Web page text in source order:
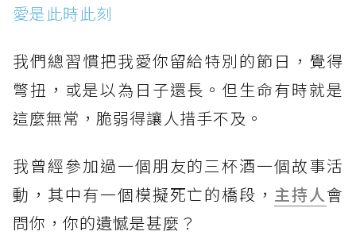
愛是此時此刻
我們總習慣把我愛你留給特別的節日，覺得
彆扭，或是以為日子還長。但生命有時就是
這麼無常，脆弱得讓人措手不及。⠀⠀
我曾經參加過一個朋友的三杯酒一個故事活
動，其中有一個模擬死亡的橋段， 主持人會
問你，你的遺憾是甚麼？⠀⠀